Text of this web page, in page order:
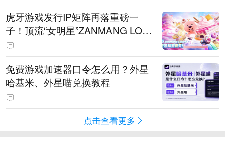
虎牙游戏发行IP矩阵再落重磅一
子！顶流“女明星”ZANMANG LOO
PY 正版3D消除手游《消消奇遇》
惊喜曝光
免费游戏加速器口令怎么用？外星
哈基米、外星喵兑换教程
点击查看更多